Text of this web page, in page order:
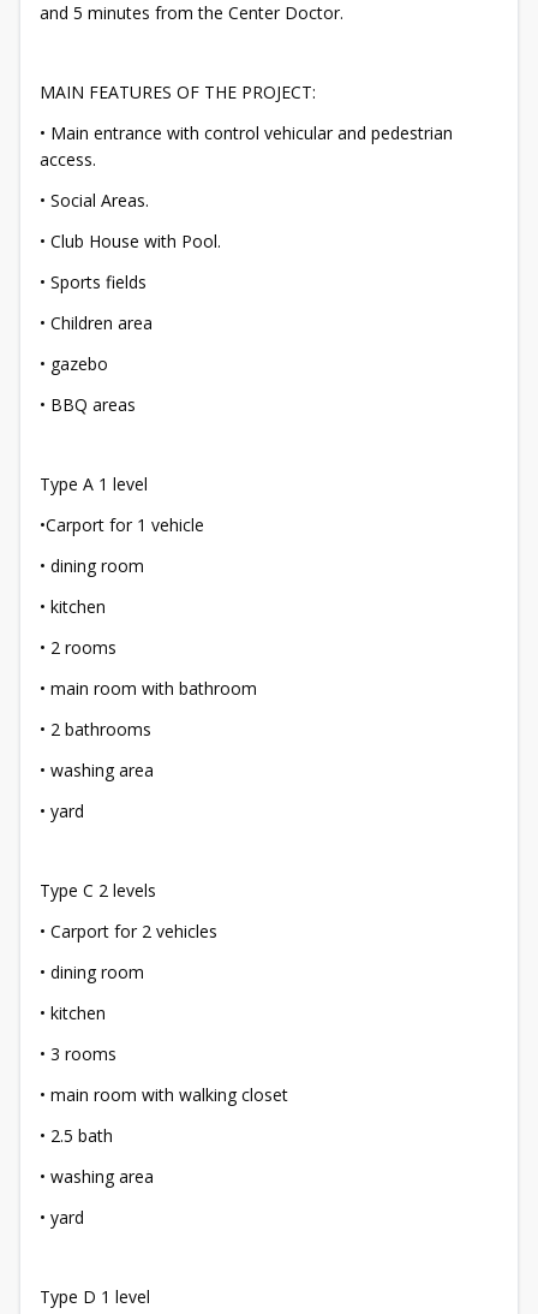
and 5 minutes from the Center Doctor.
MAIN FEATURES OF THE PROJECT:
• Main entrance with control vehicular and pedestrian
access.
• Social Areas.
• Club House with Pool.
• Sports fields
• Children area
• gazebo
• BBQ areas
Type A 1 level
•Carport for 1 vehicle
• dining room
• kitchen
• 2 rooms
• main room with bathroom
• 2 bathrooms
• washing area
• yard
Type C 2 levels
• Carport for 2 vehicles
• dining room
• kitchen
• 3 rooms
• main room with walking closet
• 2.5 bath
• washing area
• yard
Type D 1 level